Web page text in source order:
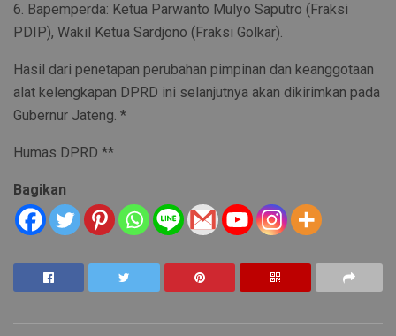
6. Bapemperda: Ketua Parwanto Mulyo Saputro (Fraksi
PDIP), Wakil Ketua Sardjono (Fraksi Golkar).
Hasil dari penetapan perubahan pimpinan dan keanggotaan
alat kelengkapan DPRD ini selanjutnya akan dikirimkan pada
Gubernur Jateng. *
Humas DPRD **
Bagikan